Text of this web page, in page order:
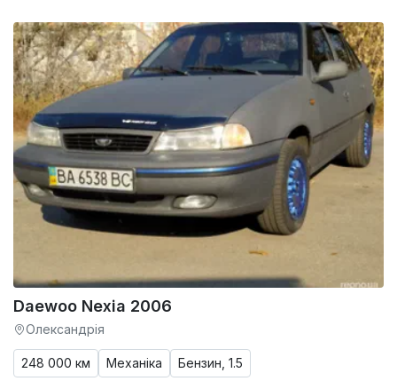
Daewoo Nexia 2006
Олександрія
248 000 км Механіка Бензин, 1.5